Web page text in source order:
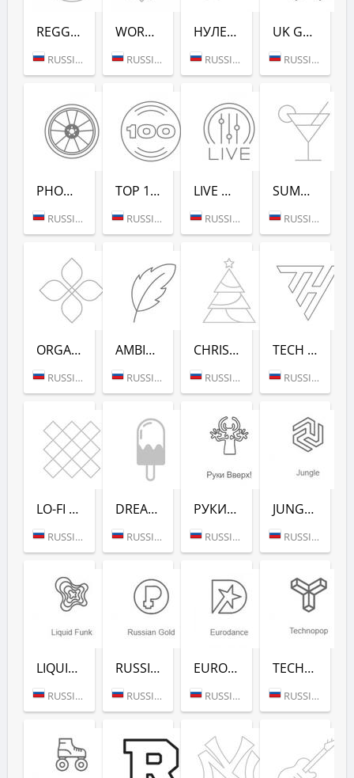
REGGAE - РАДИО РЕКОРД
RUSSIA (MOSCOW)
WORKOUT - РАДИО РЕКОРД
RUSSIA (MOSCOW)
НУЛЕВЫХ (РАДИО РЕКОРД)
RUSSIA (SAINT PETERSBURG)
UK GARAGE (РАДИО РЕКОРД)
RUSSIA (MOSCOW)
PHONK (РАДИО РЕКОРД)
RUSSIA (MOSCOW)
TOP 100 EDM (РАДИО РЕКОРД)
RUSSIA (MOSCOW)
LIVE DJ-SETS (РАДИО РЕКОРД)
RUSSIA (MOSCOW)
SUMMER DANCE (РАДИО РЕКОРД)
RUSSIA (MOSCOW)
ORGANIC (РАДИО РЕКОРД)
RUSSIA (MOSCOW)
AMBIENT (РАДИО РЕКОРД)
RUSSIA (MOSCOW)
CHRISTMAS (РАДИО РЕКОРД)
RUSSIA (MOSCOW)
TECH HOUSE (РАДИО РЕКОРД)
RUSSIA (MOSCOW)
LO-FI (РАДИО РЕКОРД)
RUSSIA (MOSCOW)
DREAM POP (РАДИО РЕКОРД)
RUSSIA (MOSCOW)
РУКИ ВВЕРХ! (РАДИО РЕКОРД)
RUSSIA (MOSCOW)
JUNGLE (РАДИО РЕКОРД)
RUSSIA (MOSCOW)
LIQUID FUNK (РАДИО РЕКОРД)
RUSSIA (MOSCOW)
RUSSIAN GOLD (РАДИО РЕКОРД)
RUSSIA (MOSCOW)
EURODANCE (РАДИО РЕКОРД)
RUSSIA (MOSCOW)
TECHNOPOP (РАДИО РЕКОРД)
RUSSIA (MOSCOW)